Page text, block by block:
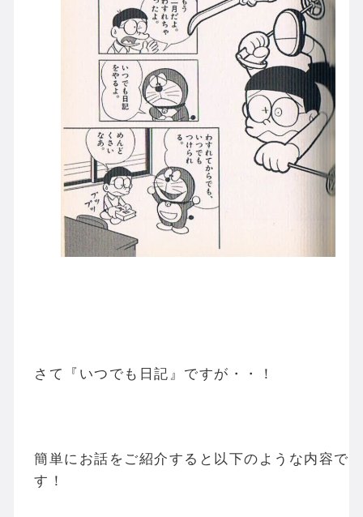
さて『いつでも日記』ですが・・！
簡単にお話をご紹介すると以下のような内容で
す！